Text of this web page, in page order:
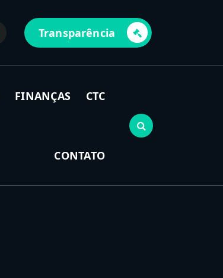
Transparência
FINANÇAS CTC
CONTATO